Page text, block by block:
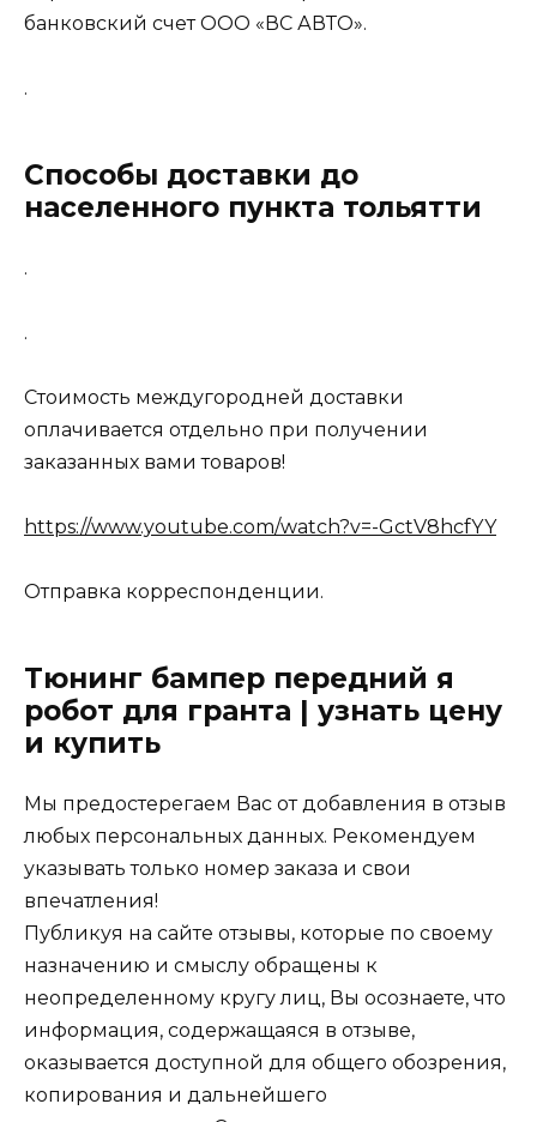
банковский счет ООО «ВС АВТО».
.
Способы доставки до
населенного пункта тольятти
.
.
Стоимость междугородней доставки
оплачивается отдельно при получении
заказанных вами товаров!
https://www.youtube.com/watch?v=-GctV8hcfYY
Отправка корреспонденции.
Тюнинг бампер передний я
робот для гранта | узнать цену
и купить
Мы предостерегаем Вас от добавления в отзыв
любых персональных данных. Рекомендуем
указывать только номер заказа и свои
впечатления!
Публикуя на сайте отзывы, которые по своему
назначению и смыслу обращены к
неопределенному кругу лиц, Вы осознаете, что
информация, содержащаяся в отзыве,
оказывается доступной для общего обозрения,
копирования и дальнейшего